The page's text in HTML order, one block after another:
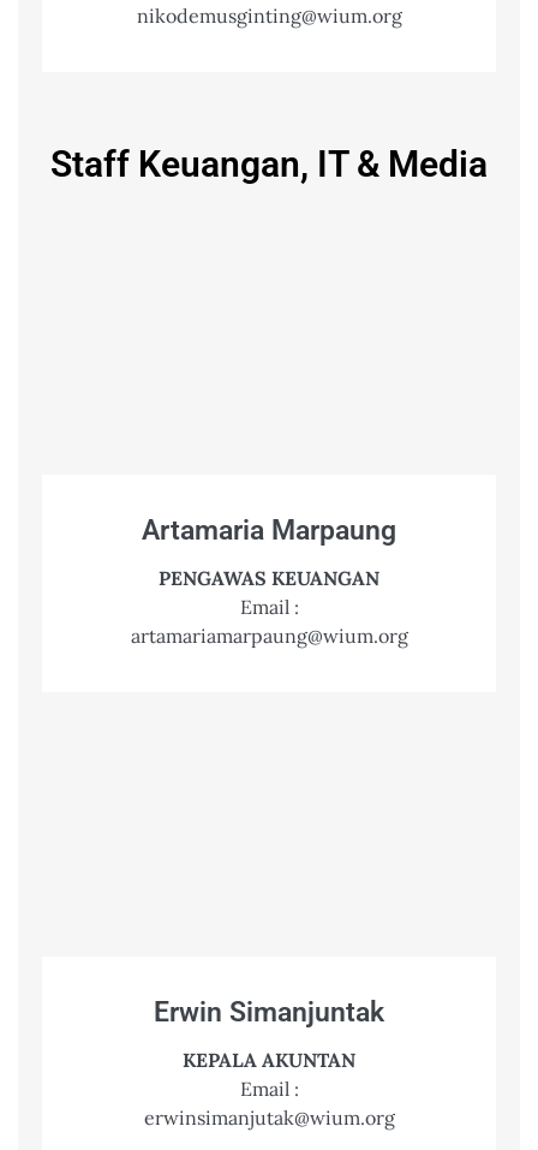
nikodemusginting@wium.org
Staff Keuangan, IT & Media
Artamaria Marpaung
PENGAWAS KEUANGAN
Email :
artamariamarpaung@wium.org
Erwin Simanjuntak
KEPALA AKUNTAN
Email :
erwinsimanjutak@wium.org